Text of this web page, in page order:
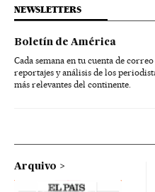
NEWSLETTERS
Boletín de América
Cada semana en tu cuenta de
reportajes y análisis de los
más relevantes del continente.
Arquivo